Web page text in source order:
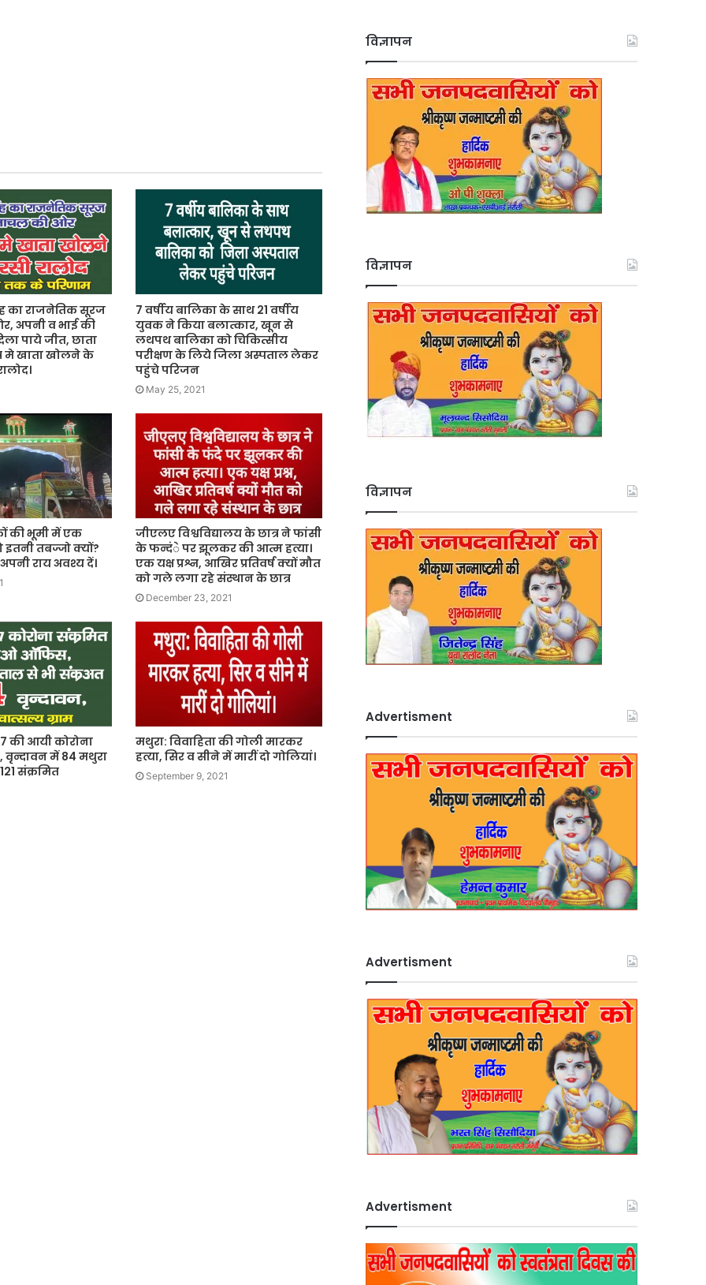
का राजनेतिक सूरज
अपनी व भाई की
पाये जीत, छाता
मे खाता खोलने के
7 वर्षीय बालिका के साथ 21 वर्षीय
युवक ने किया बलात्कार, खून से
लथपथ बालिका को चिकित्सीय
परीक्षण के लिये जिला अस्पताल लेकर
पहुंचे परिजन
May 25, 2021
की भूमी में एक
इतनी तबज्जो क्यों?
राय अवश्य दें।
जीएलए विश्वविद्यालय के छात्र ने फांसी
के फन्दंे पर झूलकर की आत्म हत्या।
एक यक्ष प्रश्न, आखिर प्रतिवर्ष क्यों मौत
को गले लगा रहे संस्थान के छात्र
December 23, 2021
की आयी कोरोना
वृन्दावन में 84 मथुरा
संक्रमित
मथुरा: विवाहिता की गोली मारकर
हत्या, सिर व सीने में मारीं दो गोलियां।
September 9, 2021
विज्ञापन
विज्ञापन
विज्ञापन
Advertisment
Advertisment
Advertisment